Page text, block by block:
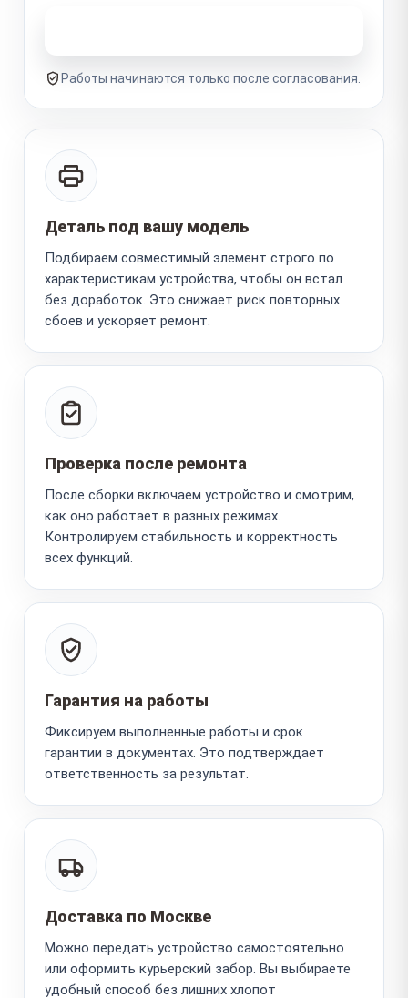
Работы начинаются только после согласования.
Деталь под вашу модель
Подбираем совместимый элемент строго по
характеристикам устройства, чтобы он встал
без доработок. Это снижает риск повторных
сбоев и ускоряет ремонт.
Проверка после ремонта
После сборки включаем устройство и смотрим,
как оно работает в разных режимах.
Контролируем стабильность и корректность
всех функций.
Гарантия на работы
Фиксируем выполненные работы и срок
гарантии в документах. Это подтверждает
ответственность за результат.
Доставка по Москве
Можно передать устройство самостоятельно
или оформить курьерский забор. Вы выбираете
удобный способ без лишних хлопот